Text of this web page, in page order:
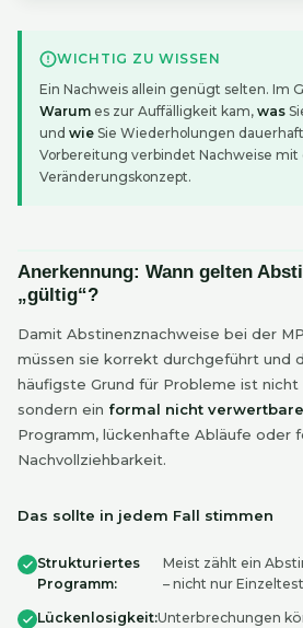
WICHTIG ZU WISSEN
Ein Nachweis allein genügt selten. Im
Warum es zur Auffälligkeit kam, was
und wie Sie Wiederholungen
Vorbereitung verbindet Nachweise
Veränderungskonzept.
Anerkennung: Wann gelten
„gültig“?
Damit Abstinenznachweise bei der
müssen sie korrekt durchgeführt und
häufigste Grund für Probleme ist nicht
sondern ein formal nicht
Programm, lückenhafte Abläufe oder
Nachvollziehbarkeit.
Das sollte in jedem Fall stimmen
Strukturiertes
Programm:
Meist zählt ein
– nicht nur
Lückenlosigkeit:Unterbrechungen